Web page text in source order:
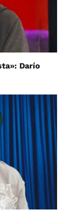
Darío